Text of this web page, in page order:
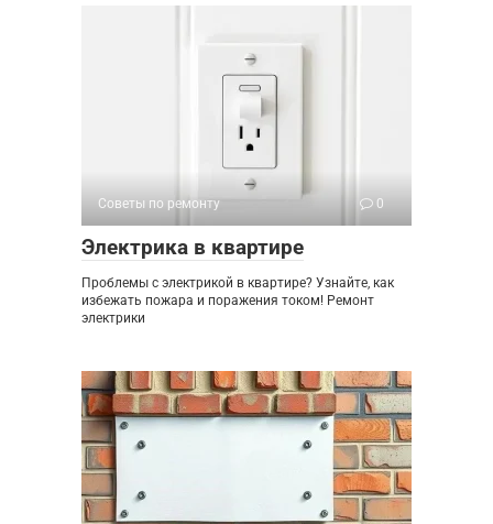
Советы по ремонту 0
Электрика в квартире
Проблемы с электрикой в квартире? Узнайте, как
избежать пожара и поражения током! Ремонт
электрики